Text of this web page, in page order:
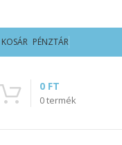
KOSÁR PÉNZTÁR
0termék
0 FT